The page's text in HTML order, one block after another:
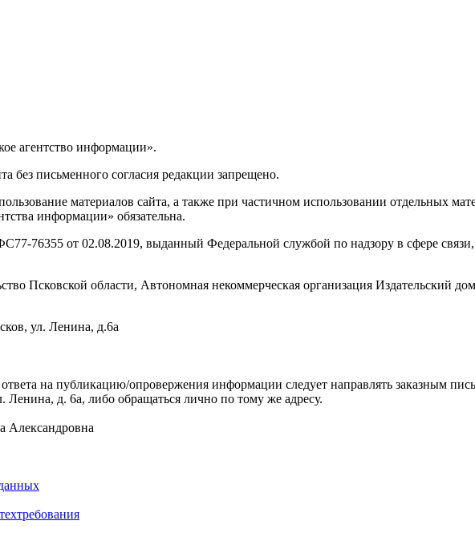
агентство информации».
без письменного согласия редакции запрещено.
материалов сайта, а также при частичном использовании отдельных
информации» обязательна.
76355 от 02.08.2019, выданный Федеральной службой по надзору в сфере
Псковской области, Автономная некоммерческая организация
ул. Ленина, д.6а
на публикацию/опровержения информации следует направлять заказным
Ленина, д. 6а, либо обращаться лично по тому же адресу.
Александровна